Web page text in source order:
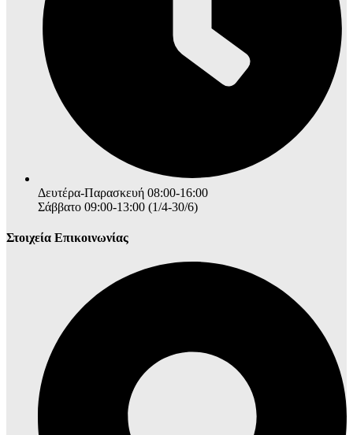
Δευτέρα-Παρασκευή 08:00-16:00
Σάββατο 09:00-13:00 (1/4-30/6)
Στοιχεία Επικοινωνίας